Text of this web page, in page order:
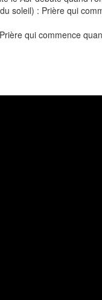
soleil) : Prière qui
qui commence